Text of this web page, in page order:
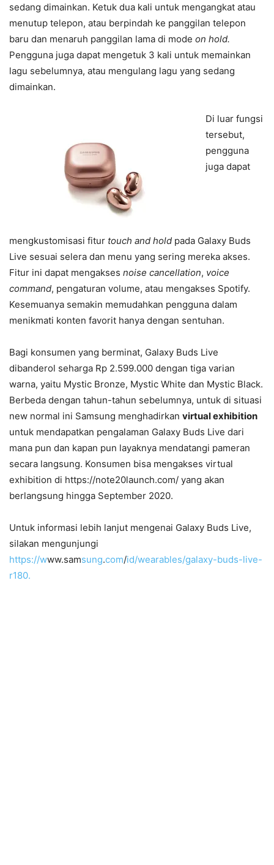
sedang dimainkan. Ketuk dua kali untuk mengangkat atau
menutup telepon, atau berpindah ke panggilan telepon
baru dan menaruh panggilan lama di mode on hold.
Pengguna juga dapat mengetuk 3 kali untuk memainkan
lagu sebelumnya, atau mengulang lagu yang sedang
dimainkan.
Di luar fungsi
tersebut,
pengguna
juga dapat
mengkustomisasi fitur touch and hold pada Galaxy Buds
Live sesuai selera dan menu yang sering mereka akses.
Fitur ini dapat mengakses noise cancellation, voice
command, pengaturan volume, atau mengakses Spotify.
Kesemuanya semakin memudahkan pengguna dalam
menikmati konten favorit hanya dengan sentuhan.
Bagi konsumen yang berminat, Galaxy Buds Live
dibanderol seharga Rp 2.599.000 dengan tiga varian
warna, yaitu Mystic Bronze, Mystic White dan Mystic Black.
Berbeda dengan tahun-tahun sebelumnya, untuk di situasi
new normal ini Samsung menghadirkan virtual exhibition
untuk mendapatkan pengalaman Galaxy Buds Live dari
mana pun dan kapan pun layaknya mendatangi pameran
secara langsung. Konsumen bisa mengakses virtual
exhibition di https://note20launch.com/ yang akan
berlangsung hingga September 2020.
Untuk informasi lebih lanjut mengenai Galaxy Buds Live,
silakan mengunjungi
https://www.samsung.com/id/wearables/galaxy-buds-live-
r180.